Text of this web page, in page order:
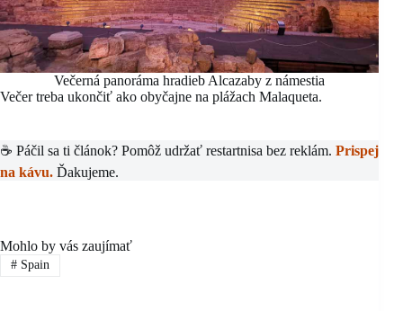
Večerná panoráma hradieb Alcazaby z námestia
Večer treba ukončiť ako obyčajne na plážach Malaqueta.
☕ Páčil sa ti článok? Pomôž udržať restartnisa bez reklám. Prispej
na kávu. Ďakujeme.
Mohlo by vás zaujímať
#Spain